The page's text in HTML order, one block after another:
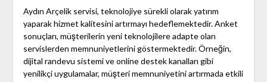
Aydın Arçelik servisi, teknolojiye sürekli olarak yatırım
yaparak hizmet kalitesini artırmayı hedeflemektedir. Anket
sonuçları, müşterilerin yeni teknolojilere adapte olan
servislerden memnuniyetlerini göstermektedir. Örneğin,
dijital randevu sistemi ve online destek kanalları gibi
yenilikçi uygulamalar, müşteri memnuniyetini artırmada etkili